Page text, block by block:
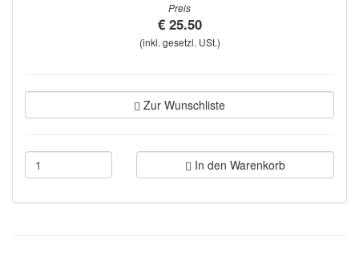
Preis
€ 25.50
(inkl. gesetzl. USt.)
Zur Wunschliste
In den Warenkorb